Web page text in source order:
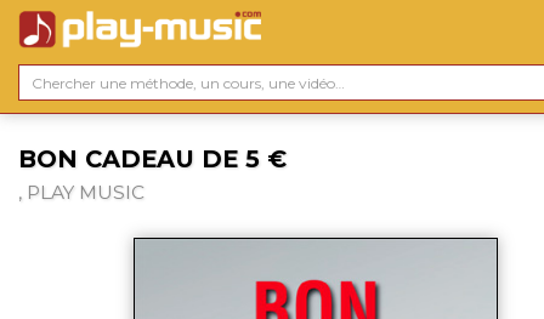
BON CADEAU DE 5 €
, PLAY MUSIC